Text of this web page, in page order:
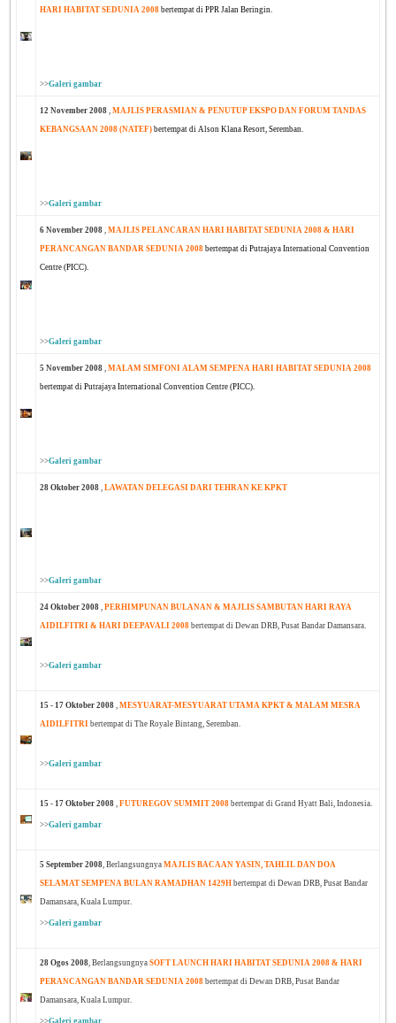
HARI HABITAT SEDUNIA 2008bertempat di PPR Jalan Beringin.
>>Galeri gambar
12 November 2008,MAJLIS PERASMIAN & PENUTUP EKSPO DAN FORUM TANDAS
KEBANGSAAN 2008 (NATEF)bertempat di Alson Klana Resort, Seremban.
>>Galeri gambar
6 November 2008,MAJLIS PELANCARAN HARI HABITAT SEDUNIA 2008 & HARI
PERANCANGAN BANDAR SEDUNIA 2008bertempat di Putrajaya International Convention
Centre (PICC).
>>Galeri gambar
5 November 2008,MALAM SIMFONI ALAM SEMPENA HARI HABITAT SEDUNIA 2008
bertempat di Putrajaya International Convention Centre (PICC).
>>Galeri gambar
28 Oktober 2008,LAWATAN DELEGASI DARI TEHRAN KE KPKT
>>Galeri gambar
24 Oktober 2008,PERHIMPUNAN BULANAN & MAJLIS SAMBUTAN HARI RAYA
AIDILFITRI & HARI DEEPAVALI 2008bertempat di Dewan DRB, Pusat Bandar Damansara.
>>Galeri gambar
15 - 17 Oktober 2008,MESYUARAT-MESYUARAT UTAMA KPKT & MALAM MESRA
AIDILFITRIbertempat di The Royale Bintang, Seremban.
>>Galeri gambar
15 - 17 Oktober 2008,FUTUREGOV SUMMIT 2008bertempat di Grand Hyatt Bali, Indonesia.
>>Galeri gambar
5 September 2008, BerlangsungnyaMAJLIS BACAAN YASIN, TAHLIL DAN DOA
SELAMAT SEMPENA BULAN RAMADHAN 1429Hbertempat di Dewan DRB, Pusat Bandar
Damansara, Kuala Lumpur.
>>Galeri gambar
28 Ogos 2008, BerlangsungnyaSOFT LAUNCH HARI HABITAT SEDUNIA 2008 & HARI
PERANCANGAN BANDAR SEDUNIA 2008bertempat di Dewan DRB, Pusat Bandar
Damansara, Kuala Lumpur.
>>Galeri gambar